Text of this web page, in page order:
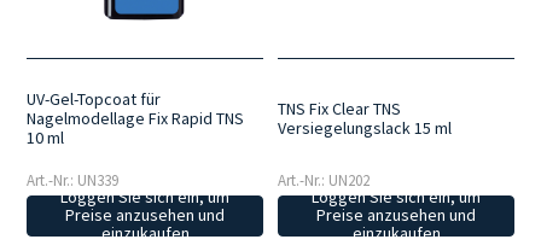
UV-Gel-Topcoat für
Nagelmodellage Fix Rapid TNS
10 ml
Art.-Nr.: UN339
Loggen Sie sich ein, um
Preise anzusehen und
einzukaufen
TNS Fix Clear TNS
Versiegelungslack 15 ml
Art.-Nr.: UN202
Loggen Sie sich ein, um
Preise anzusehen und
einzukaufen